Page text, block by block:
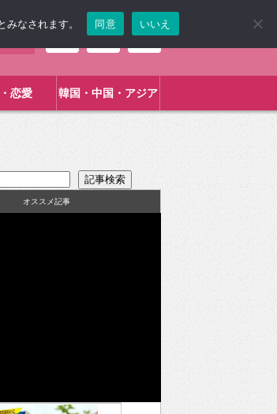
恋愛 韓国・中国・アジア
オススメ記事
なされます。 同意 いいえ